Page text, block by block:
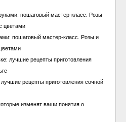
пошаговый мастер-класс. Розы и
рецепты приготовления сочной